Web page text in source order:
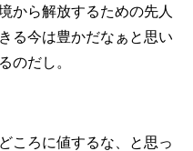
から解放するための先人
る今は豊かだなぁと思い
のだし。
ころに値するな、と思っ